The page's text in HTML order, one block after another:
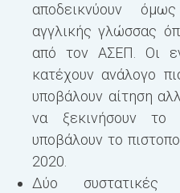
αποδεικνύουν
αγγλικής γλώσσας
από τον ΑΣΕΠ. Οι
κατέχουν ανάλογο
υποβάλουν αίτηση
να ξεκινήσουν
υποβάλουν το
2020.
Δύο